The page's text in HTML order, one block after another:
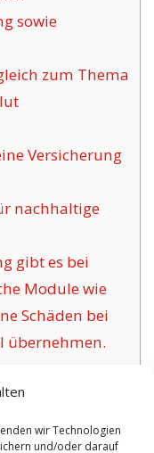
wir Technologien
und/oder darauf
sowie
zum Thema
Versicherung
nachhaltige
gibt es bei
Module wie
Schäden bei
übernehmen.
für Bad Hall: